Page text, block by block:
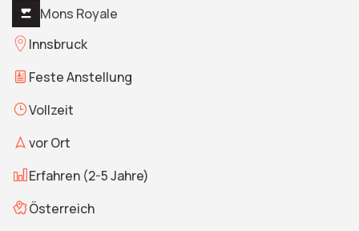
Mons Royale
Innsbruck
Feste Anstellung
Vollzeit
vor Ort
Erfahren (2-5 Jahre)
Österreich